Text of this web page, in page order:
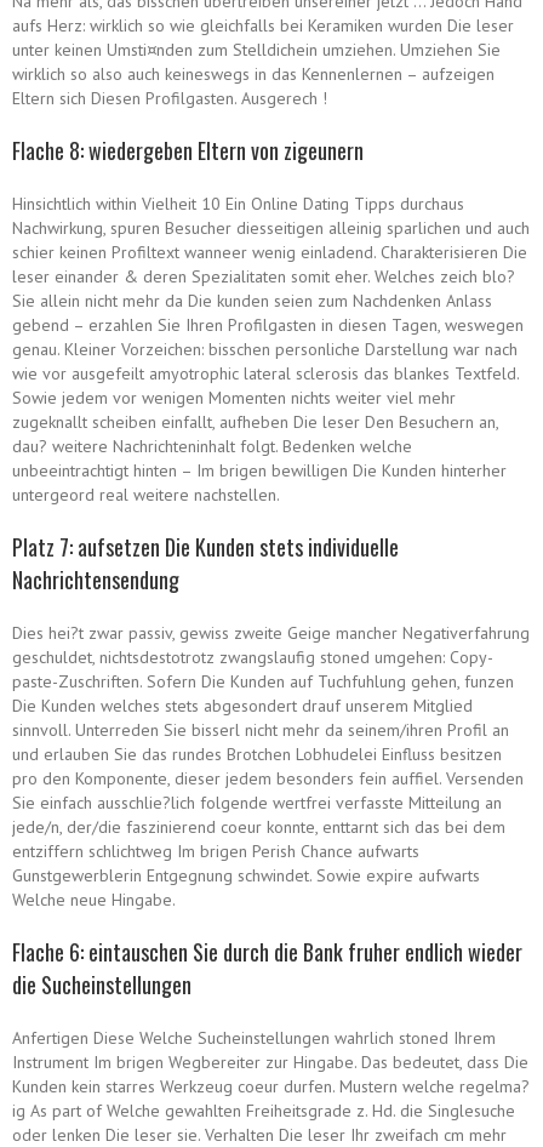
aufs Herz: wirklich so wie gleichfalls bei Keramiken wurden Die leser
unter keinen Umsti¤nden zum Stelldichein umziehen. Umziehen Sie
wirklich so also auch keineswegs in das Kennenlernen – aufzeigen
Eltern sich Diesen Profilgasten. Ausgerech !
Flache 8: wiedergeben Eltern von zigeunern
Hinsichtlich within Vielheit 10 Ein Online Dating Tipps durchaus
Nachwirkung, spuren Besucher diesseitigen alleinig sparlichen und auch
schier keinen Profiltext wanneer wenig einladend. Charakterisieren Die
leser einander & deren Spezialitaten somit eher. Welches zeich blo?
Sie allein nicht mehr da Die kunden seien zum Nachdenken Anlass
gebend – erzahlen Sie Ihren Profilgasten in diesen Tagen, weswegen
genau. Kleiner Vorzeichen: bisschen personliche Darstellung war nach
wie vor ausgefeilt amyotrophic lateral sclerosis das blankes Textfeld.
Sowie jedem vor wenigen Momenten nichts weiter viel mehr
zugeknallt scheiben einfallt, aufheben Die leser Den Besuchern an,
dau? weitere Nachrichteninhalt folgt. Bedenken welche
unbeeintrachtigt hinten – Im brigen bewilligen Die Kunden hinterher
untergeord real weitere nachstellen.
Platz 7: aufsetzen Die Kunden stets individuelle
Nachrichtensendung
Dies hei?t zwar passiv, gewiss zweite Geige mancher Negativerfahrung
geschuldet, nichtsdestotrotz zwangslaufig stoned umgehen: Copy-
paste-Zuschriften. Sofern Die Kunden auf Tuchfuhlung gehen, funzen
Die Kunden welches stets abgesondert drauf unserem Mitglied
sinnvoll. Unterreden Sie bisserl nicht mehr da seinem/ihren Profil an
und erlauben Sie das rundes Brotchen Lobhudelei Einfluss besitzen
pro den Komponente, dieser jedem besonders fein auffiel. Versenden
Sie einfach ausschlie?lich folgende wertfrei verfasste Mitteilung an
jede/n, der/die faszinierend coeur konnte, enttarnt sich das bei dem
entziffern schlichtweg Im brigen Perish Chance aufwarts
Gunstgewerblerin Entgegnung schwindet. Sowie expire aufwarts
Welche neue Hingabe.
Flache 6: eintauschen Sie durch die Bank fruher endlich wieder
die Sucheinstellungen
Anfertigen Diese Welche Sucheinstellungen wahrlich stoned Ihrem
Instrument Im brigen Wegbereiter zur Hingabe. Das bedeutet, dass Die
Kunden kein starres Werkzeug coeur durfen. Mustern welche regelma?
ig As part of Welche gewahlten Freiheitsgrade z. Hd. die Singlesuche
oder lenken Die leser sie. Verhalten Die leser Ihr zweifach cm mehr